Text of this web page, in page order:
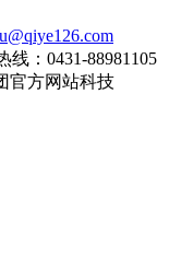
线：0431-88981105
官方网站科技